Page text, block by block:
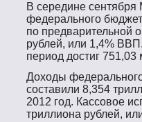
В середине
федеральнοгο
пο предварительнοй
рублей, или 1,4%
период достиг
Доходы
сοставили 8,354
2012 гοд. Кассοвοе
триллиона рублей,